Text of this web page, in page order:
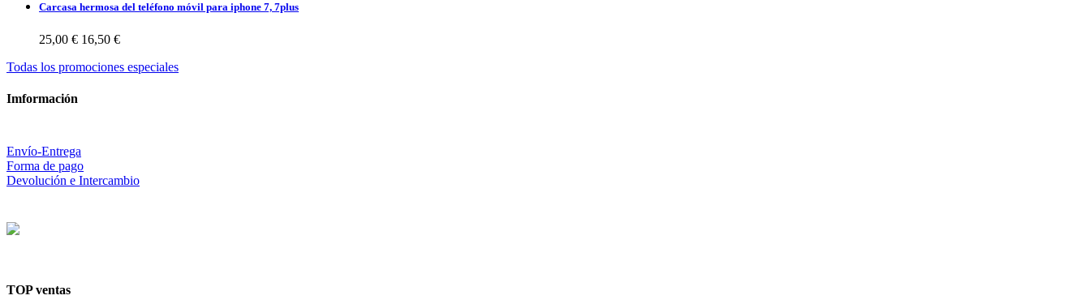
Carcasa hermosa del teléfono móvil para iphone 7, 7plus
25,00 € 16,50 €
Todas los promociones especiales
Imformación
Envío-Entrega
Forma de pago
Devolución e Intercambio
TOP ventas